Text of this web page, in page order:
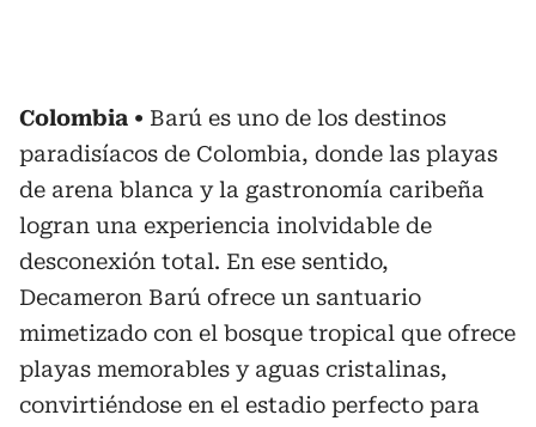
Colombia
Barú es uno de los destinos
paradisíacos de Colombia, donde las playas
de arena blanca y la gastronomía caribeña
logran una experiencia inolvidable de
desconexión total. En ese sentido,
Decameron Barú ofrece un santuario
mimetizado con el bosque tropical que ofrece
playas memorables y aguas cristalinas,
convirtiéndose en el estadio perfecto para